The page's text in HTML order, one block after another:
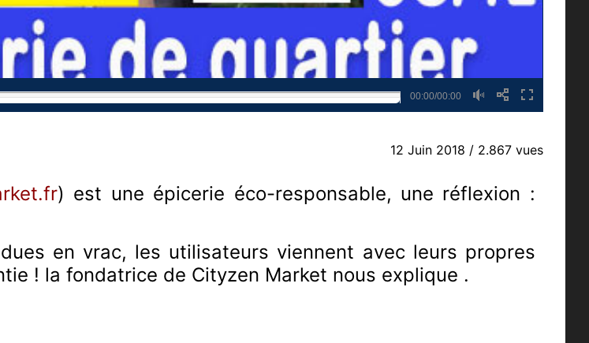
00:00/00:00
12 Juin 2018 / 2.867 vues
) est une épicerie éco-responsable, une réflexion :
en vrac, les utilisateurs viennent avec leurs propres
! la fondatrice de Cityzen Market nous explique .